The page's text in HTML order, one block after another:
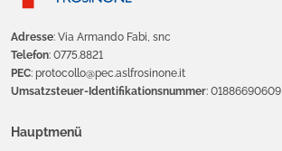
Adresse: Via Armando Fabi, snc
Telefon: 0775.8821
PEC: protocollo@pec.aslfrosinone.it
Umsatzsteuer-Identifikationsnummer: 01886690609
Hauptmenü